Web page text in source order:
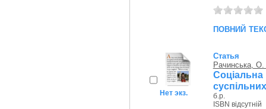
повний
Нет экз.
Статья
Рачинська,
б.р.
ISBN відсутній